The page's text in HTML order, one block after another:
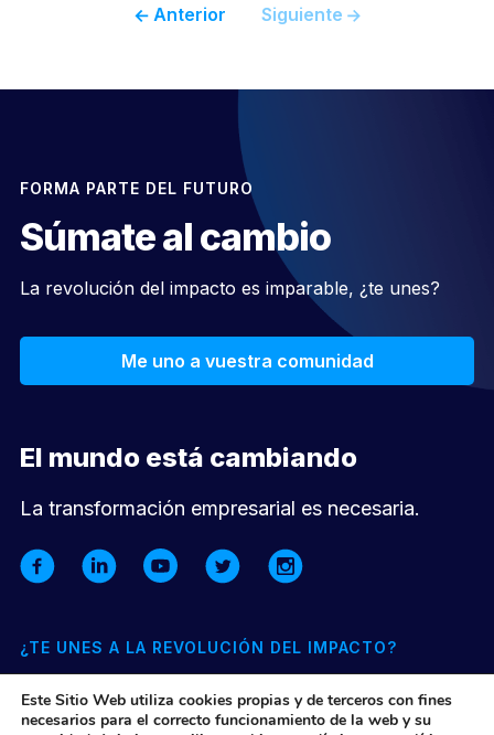
Anterior Siguiente
FORMA PARTE DEL FUTURO
Súmate al cambio
La revolución del impacto es imparable, ¿te unes?
Me uno a vuestra comunidad
El mundo está cambiando
La transformación empresarial es necesaria.
¿TE UNES A LA REVOLUCIÓN DEL IMPACTO?
que pasa en nuestra comunidad y el ecosistema de impacto
Este Sitio Web utiliza cookies propias y de terceros con fines
necesarios para el correcto funcionamiento de la web y su